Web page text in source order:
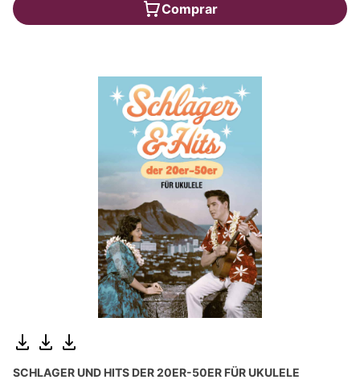
Comprar
SCHLAGER UND HITS DER 20ER-50ER FÜR UKULELE